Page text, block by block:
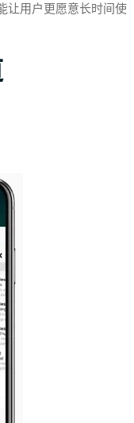
让用户更愿意长时间使